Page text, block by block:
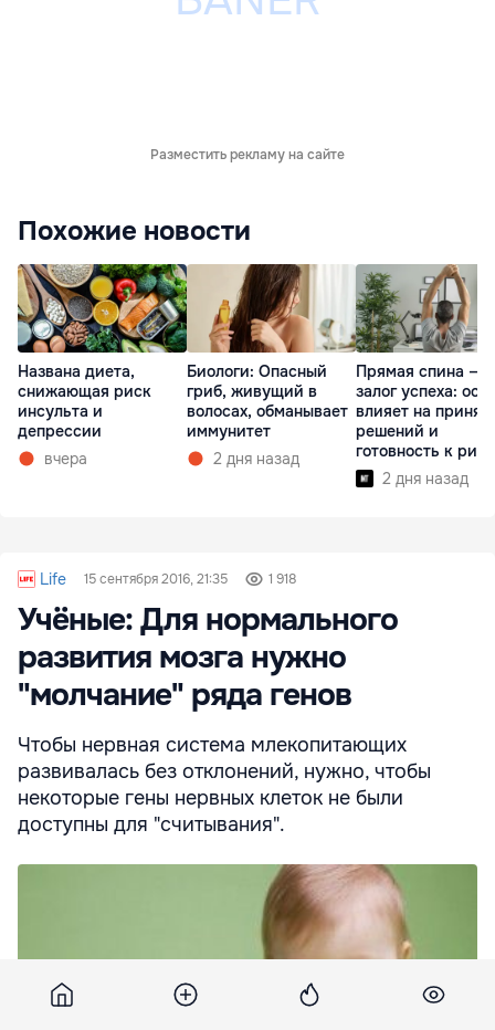
Разместить рекламу на сайте
Похожие новости
Названа диета,
снижающая риск
инсульта и
депрессии
вчера
Биологи: Опасный
гриб, живущий в
волосах, обманывает
иммунитет
2 дня назад
Прямая спина —
залог успеха:
влияет на
решений и
готовность к
2 дня назад
Life 15 сентября 2016, 21:35 1 918
Учёные: Для нормального
развития мозга нужно
"молчание" ряда генов
Чтобы нервная система млекопитающих
развивалась без отклонений, нужно, чтобы
некоторые гены нервных клеток не были
доступны для "считывания".